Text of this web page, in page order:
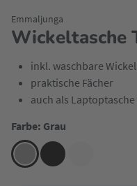
Wickeltasche
Emmaljunga
inkl. waschbare
praktische Fächer
auch als
Farbe: Grau